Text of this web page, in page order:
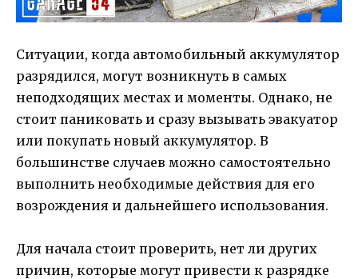
Ситуации, когда автомобильный аккумулятор
разрядился, могут возникнуть в самых
неподходящих местах и моменты. Однако, не
стоит паниковать и сразу вызывать эвакуатор
или покупать новый аккумулятор. В
большинстве случаев можно самостоятельно
выполнить необходимые действия для его
возрождения и дальнейшего использования.
Для начала стоит проверить, нет ли других
причин, которые могут привести к разрядке